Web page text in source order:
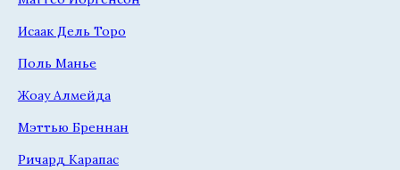
Исаак Дель Торо
Поль Манье
Жоау Алмейда
Мэттью Бреннан
Ричард Карапас